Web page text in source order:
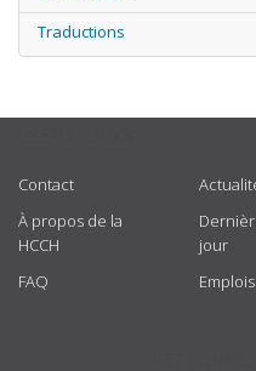
Traductions
Contact
À propos de la
HCCH
FAQ
jour
Emplois